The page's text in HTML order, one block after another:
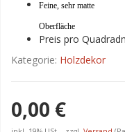
Feine, sehr matte
Oberfläche
Preis pro
Kategorie: Holzdekor
0,00 €